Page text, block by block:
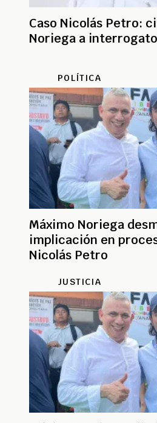
Caso Nicolás Petro:
Noriega a
POLÍTICA
Máximo Noriega
implicación en
Nicolás Petro
JUSTICIA